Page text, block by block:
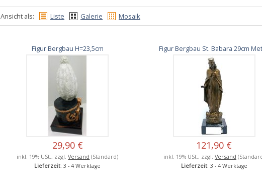
Ansicht als: Liste Galerie Mosaik
Figur Bergbau H=23,5cm
29,90 €
inkl. 19% USt., zzgl.Versand (Standard)
Lieferzeit: 3 - 4 Werktage
Figur Bergbau St. Babara 29cm
121,90 €
inkl. 19% USt., zzgl. Versand
Lieferzeit: 3 - 4 Werktage